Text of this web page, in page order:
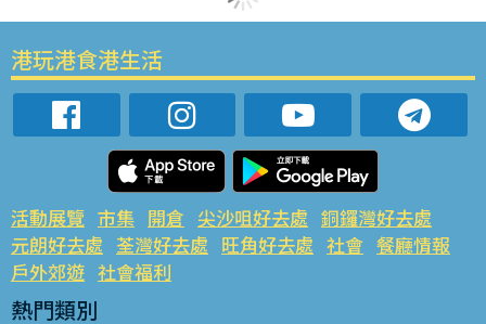
港玩港食港生活
活動展覽 市集 開倉 尖沙咀好去處 銅鑼灣好去處
元朗好去處 荃灣好去處 旺角好去處 社會 餐廳情報
戶外郊遊 社會福利
熱門類別